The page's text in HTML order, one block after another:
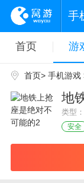
手
首页 游
首页> 手机游戏
地
类型：
安全